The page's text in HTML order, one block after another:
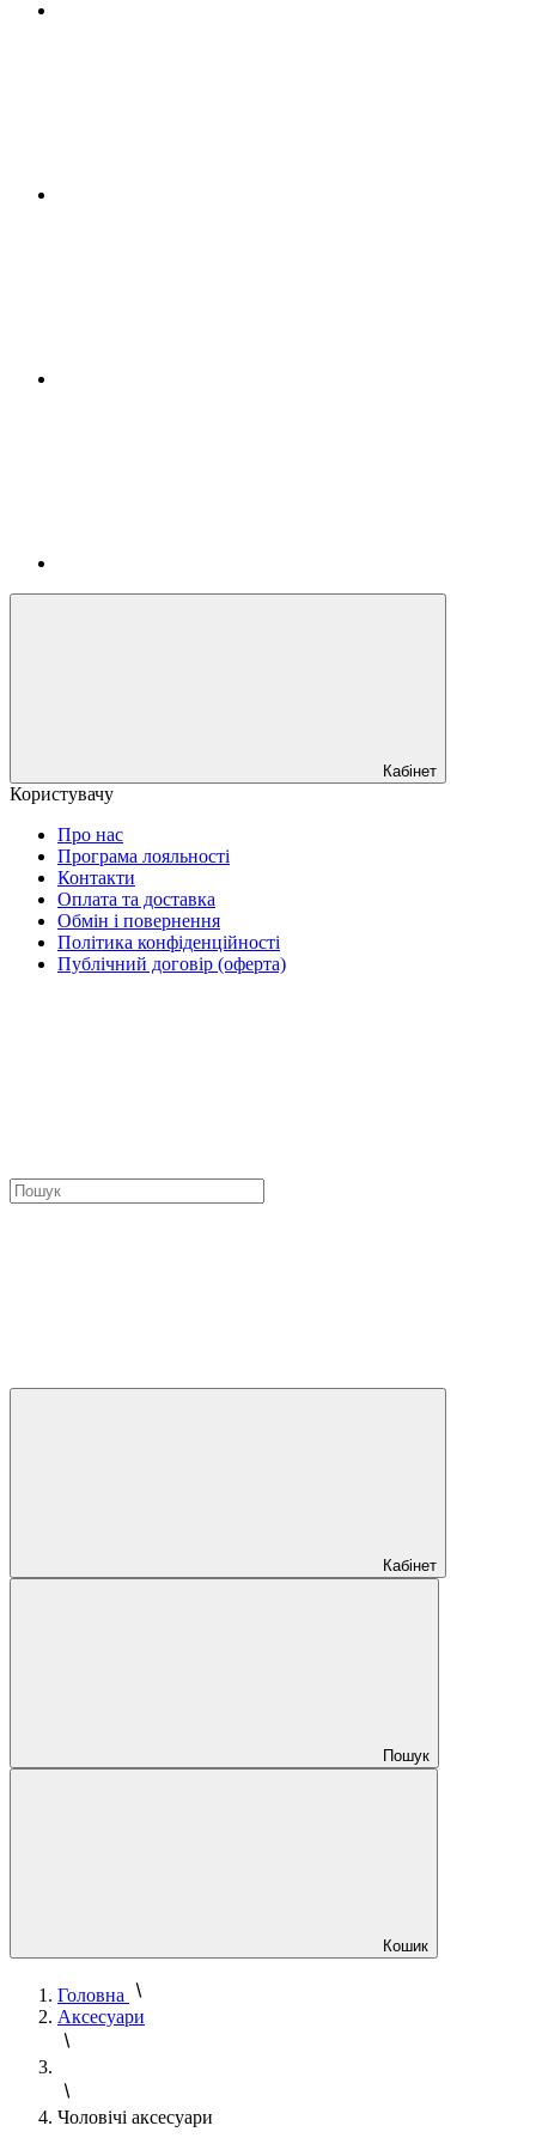
Кабінет
Користувачу
Про нас
Програма лояльності
Контакти
Оплата та доставка
Обмін і повернення
Політика конфіденційності
Публічний договір (оферта)
Кабінет
Пошук
Кошик
Головна
Аксесуари
Чоловічі аксесуари